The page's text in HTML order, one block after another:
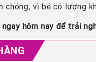
chóng, vì bé có lượng
ngay hôm nay để trải